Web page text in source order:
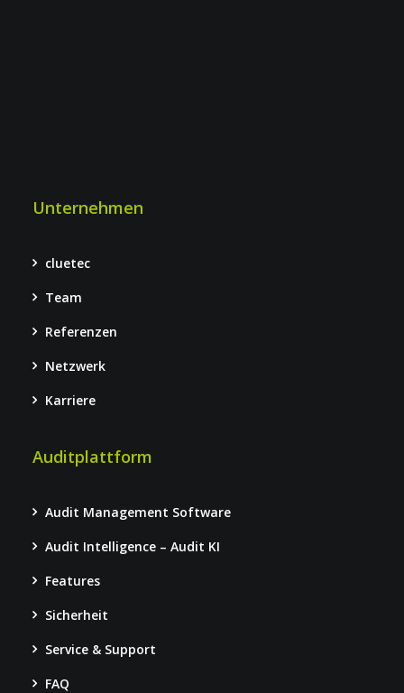
Unternehmen
cluetec
Team
Referenzen
Netzwerk
Karriere
Auditplattform
Audit Management Software
Audit Intelligence – Audit KI
Features
Sicherheit
Service & Support
FAQ